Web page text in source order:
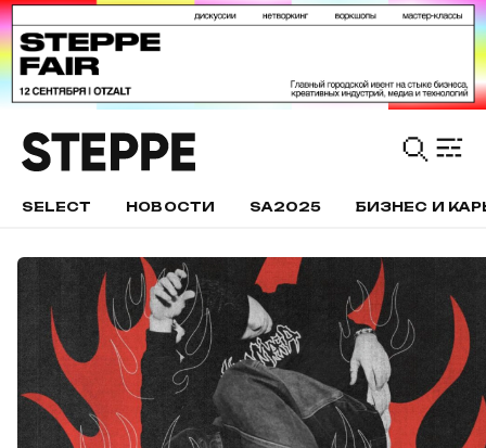
SELECT НОВОСТИ SA2025 БИЗНЕС И